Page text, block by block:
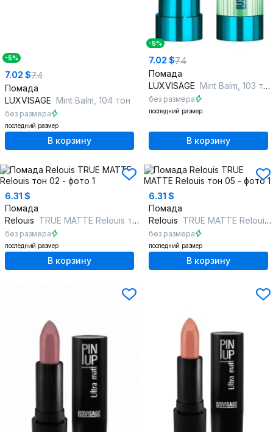
-5%
7.02 $7.4
Помада
LUXVISAGE Mint Balm, 104 тон
без размера
последний размер
В корзину
-5%
7.02 $7.4
Помада
LUXVISAGE Mint Balm, 103 тон
без размера
последний размер
В корзину
6.31 $
Помада
Relouis TRUE MATTE Relouis тон 02
без размера
последний размер
В корзину
6.31 $
Помада
Relouis TRUE MATTE Relouis тон 05
без размера
последний размер
В корзину